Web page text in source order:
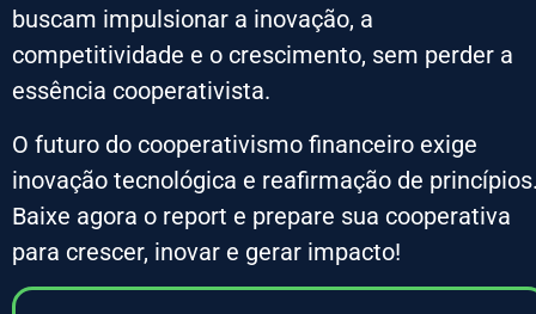
buscam impulsionar a inovação, a
competitividade e o crescimento, sem perder a
essência cooperativista.
O futuro do cooperativismo financeiro exige
inovação tecnológica e reafirmação de
Baixe agora o report e prepare sua cooperativa
para crescer, inovar e gerar impacto!